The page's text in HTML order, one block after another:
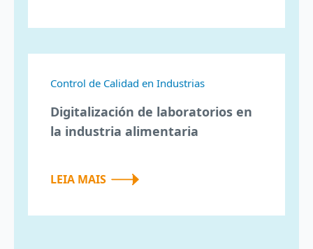
Control de Calidad en Industrias
Digitalización de laboratorios en
la industria alimentaria
LEIA MAIS